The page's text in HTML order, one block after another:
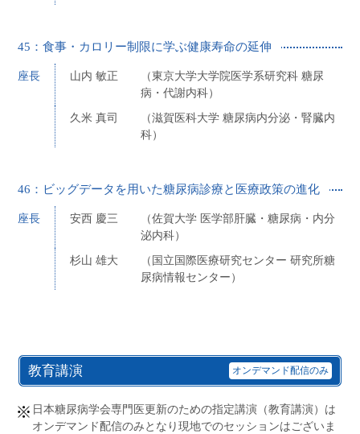
45：食事・カロリー制限に学ぶ健康寿命の延伸
座長 山内 敏正
（東京大学大学院医学系研究科 糖尿
病・代謝内科）
久米 真司
（滋賀医科大学 糖尿病内分泌・腎臓内
科）
46：ビッグデータを用いた糖尿病診療と医療政策の進化
座長 安西 慶三
（佐賀大学 医学部肝臓・糖尿病・内分
泌内科）
杉山 雄大
（国立国際医療研究センター 研究所糖
尿病情報センター）
教育講演 オンデマンド配信のみ
日本糖尿病学会専門医更新のための指定講演（教育講演）は
オンデマンド配信のみとなり現地でのセッションはございま